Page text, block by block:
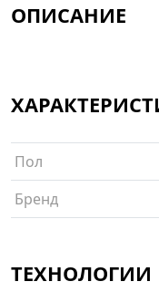
ОПИСАНИЕ
Пол
Бренд
ТЕХНОЛОГИИ